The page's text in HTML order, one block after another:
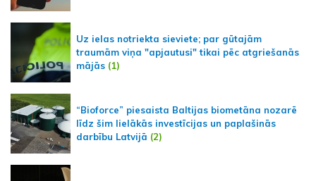
Uz ielas notriekta sieviete; par gūtajām
traumām viņa "apjautusi" tikai pēc atgriešanās
mājās (1)
“Bioforce” piesaista Baltijas biometāna nozarē
līdz šim lielākās investīcijas un paplašinās
darbību Latvijā (2)